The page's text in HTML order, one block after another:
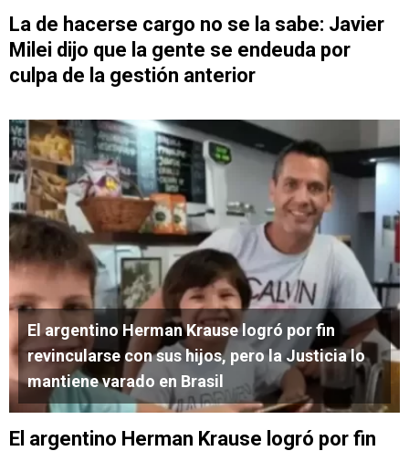
La de hacerse cargo no se la sabe: Javier
Milei dijo que la gente se endeuda por
culpa de la gestión anterior
El argentino Herman Krause logró por fin
revincularse con sus hijos, pero la Justicia lo
mantiene varado en Brasil
El argentino Herman Krause logró por fin